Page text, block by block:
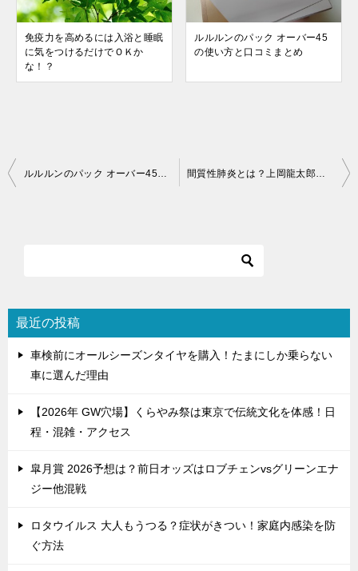
免疫力を高めるには入浴と睡眠
に気をつけるだけでＯＫか
な！？
ルルルンのパック オーバー45
の使い方と口コミまとめ
投
シ
ョ
ルルルンのパック オーバー45の使い方と口コミまとめ 間質性肺炎とは？上岡龍太郎の死因と同じ病気で亡くなった芸能人
最近の投稿
車検前にオールシーズンタイヤを購入！たまにしか乗らない
車に選んだ理由
【2026年 GW穴場】くらやみ祭は東京で伝統文化を体感！日
程・混雑・アクセス
皐月賞 2026予想は？前日オッズはロブチェンvsグリーンエナ
ジー他混戦
ロタウイルス 大人もうつる？症状がきつい！家庭内感染を防
ぐ方法